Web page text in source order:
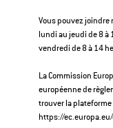
Vous pouvez
lundi au jeudi de 8 à
vendredi de 8 à 14
La Commission
européenne de
trouver la
https://